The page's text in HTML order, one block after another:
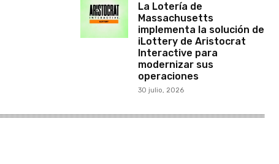
La Lotería de
Massachusetts
implementa la solución de
iLottery de Aristocrat
Interactive para
modernizar sus
operaciones
30 julio, 2026